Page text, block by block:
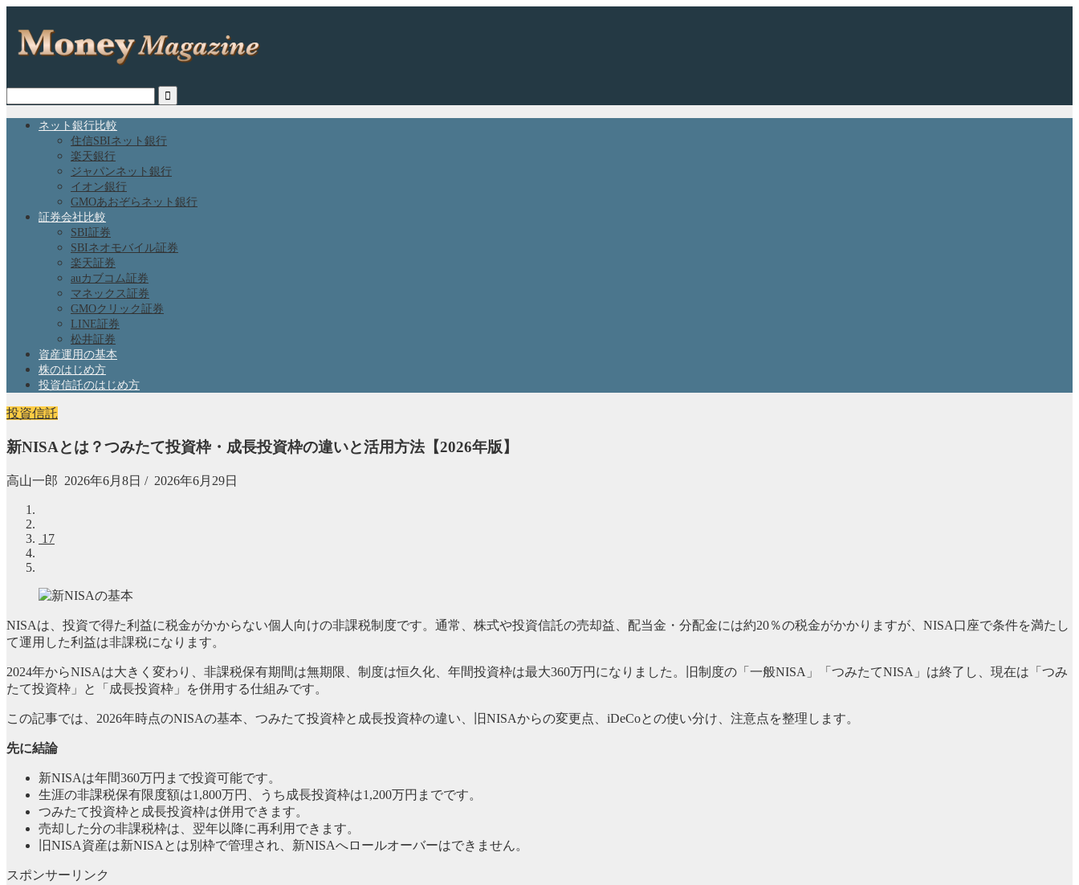
ネット銀行比較
住信SBIネット銀行
楽天銀行
ジャパンネット銀行
イオン銀行
GMOあおぞらネット銀行
証券会社比較
SBI証券
SBIネオモバイル証券
楽天証券
auカブコム証券
マネックス証券
GMOクリック証券
LINE証券
松井証券
資産運用の基本
株のはじめ方
投資信託のはじめ方
投資信託
新NISAとは？つみたて投資枠・成長投資枠の違いと活用方法【2026年版】
高山一郎 2026年6月8日 / 2026年6月29日
17
NISAは、投資で得た利益に税金がかからない個人向けの非課税制度です。通常、株式や投資信託の売却益、配当金・分配金には約20％の税金がかかりますが、NISA口座で条件を満たし
て運用した利益は非課税になります。
2024年からNISAは大きく変わり、非課税保有期間は無期限、制度は恒久化、年間投資枠は最大360万円になりました。旧制度の「一般NISA」「つみたてNISA」は終了し、現在は「つみ
たて投資枠」と「成長投資枠」を併用する仕組みです。
この記事では、2026年時点のNISAの基本、つみたて投資枠と成長投資枠の違い、旧NISAからの変更点、iDeCoとの使い分け、注意点を整理します。
先に結論
新NISAは年間360万円まで投資可能です。
生涯の非課税保有限度額は1,800万円、うち成長投資枠は1,200万円までです。
つみたて投資枠と成長投資枠は併用できます。
売却した分の非課税枠は、翌年以降に再利用できます。
旧NISA資産は新NISAとは別枠で管理され、新NISAへロールオーバーはできません。
スポンサーリンク